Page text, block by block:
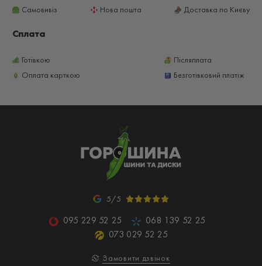
Самовивіз Нова пошта Доставка по Києву
Сплата
Готівкою
Післяплата
Оплата карткою
Безготівковий платіж
5/5
095 229 52 25
068 139 52 25
073 029 52 25
Замовити дзвінок